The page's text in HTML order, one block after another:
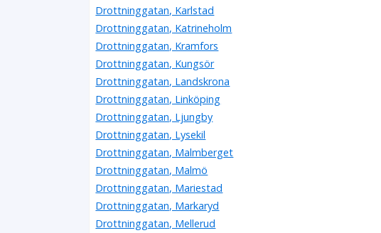
Drottninggatan, Karlstad
Drottninggatan, Katrineholm
Drottninggatan, Kramfors
Drottninggatan, Kungsör
Drottninggatan, Landskrona
Drottninggatan, Linköping
Drottninggatan, Ljungby
Drottninggatan, Lysekil
Drottninggatan, Malmberget
Drottninggatan, Malmö
Drottninggatan, Mariestad
Drottninggatan, Markaryd
Drottninggatan, Mellerud